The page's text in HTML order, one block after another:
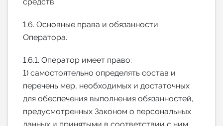
1.6. Основные права и обязанности
Оператора.
1.6.1. Оператор имеет право:
1) самостоятельно определять состав и
перечень мер, необходимых и достаточных
для обеспечения выполнения обязанностей,
предусмотренных Законом о персональных